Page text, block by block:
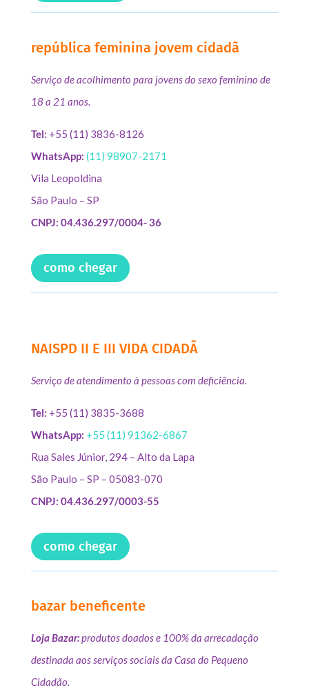
república feminina jovem cidadã
Serviço de acolhimento para jovens do sexo feminino de
18 a 21 anos.
Tel: +55 (11) 3836-8126
WhatsApp: (11) 98907-2171
Vila Leopoldina
São Paulo – SP
CNPJ: 04.436.297/0004- 36
como chegar
NAISPD II E III VIDA CIDADÃ
Serviço de atendimento à pessoas com deficiência.
Tel: +55 (11) 3835-3688
WhatsApp: +55 (11) 91362-6867
Rua Sales Júnior, 294 – Alto da Lapa
São Paulo – SP – 05083-070
CNPJ: 04.436.297/0003-55
como chegar
bazar beneficente
Loja Bazar:produtos doados e 100% da arrecadação
destinada aos serviços sociais da Casa do Pequeno
Cidadão.